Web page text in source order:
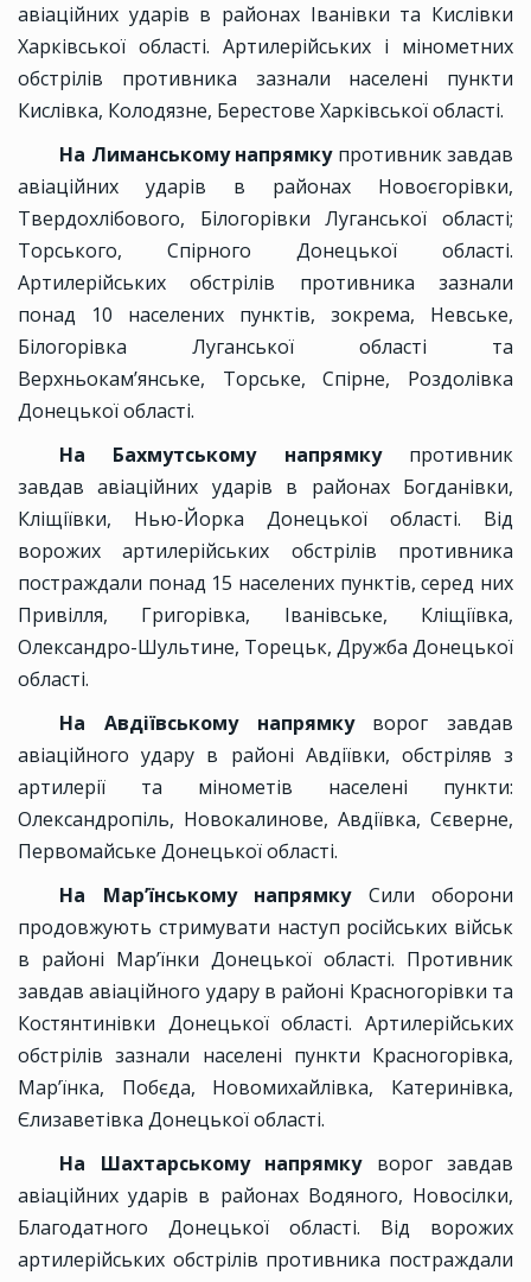
авіаційних ударів в районах Іванівки та Кислівки
Харківської області. Артилерійських і мінометних
обстрілів противника зазнали населені пункти
Кислівка, Колодязне, Берестове Харківської області.
На Лиманському напрямку противник завдав
авіаційних ударів в районах Новоєгорівки,
Твердохлібового, Білогорівки Луганської області;
Торського, Спірного Донецької області.
Артилерійських обстрілів противника зазнали
понад 10 населених пунктів, зокрема, Невське,
Білогорівка Луганської області та
Верхньокам’янське, Торське, Спірне, Роздолівка
Донецької області.
На Бахмутському напрямку противник
завдав авіаційних ударів в районах Богданівки,
Кліщіївки, Нью-Йорка Донецької області. Від
ворожих артилерійських обстрілів противника
постраждали понад 15 населених пунктів, серед них
Привілля, Григорівка, Іванівське, Кліщіївка,
Олександро-Шультине, Торецьк, Дружба Донецької
області.
На Авдіївському напрямку ворог завдав
авіаційного удару в районі Авдіївки, обстріляв з
артилерії та мінометів населені пункти:
Олександропіль, Новокалинове, Авдіївка, Сєверне,
Первомайське Донецької області.
На Мар’їнському напрямкуСили оборони
продовжують стримувати наступ російських військ
в районі Мар’їнки Донецької області. Противник
завдав авіаційного удару в районі Красногорівки та
Костянтинівки Донецької області. Артилерійських
обстрілів зазнали населені пункти Красногорівка,
Мар’їнка, Побєда, Новомихайлівка, Катеринівка,
Єлизаветівка Донецької області.
На Шахтарському напрямку ворог завдав
авіаційних ударів в районах Водяного, Новосілки,
Благодатного Донецької області. Від ворожих
артилерійських обстрілів противника постраждали